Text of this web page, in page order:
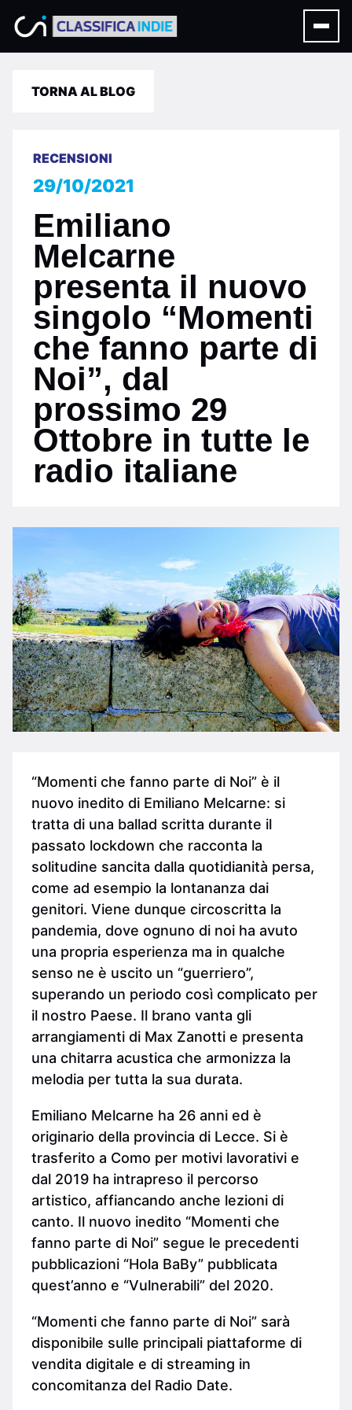
TORNA AL BLOG
RECENSIONI
29/10/2021
Emiliano
Melcarne
presenta il nuovo
singolo “Momenti
che fanno parte di
Noi”, dal
prossimo 29
Ottobre in tutte le
radio italiane
“Momenti che fanno parte di Noi” è il
nuovo inedito di Emiliano Melcarne: si
tratta di una ballad scritta durante il
passato lockdown che racconta la
solitudine sancita dalla quotidianità persa,
come ad esempio la lontananza dai
genitori. Viene dunque circoscritta la
pandemia, dove ognuno di noi ha avuto
una propria esperienza ma in qualche
senso ne è uscito un “guerriero”,
superando un periodo così complicato per
il nostro Paese. Il brano vanta gli
arrangiamenti di Max Zanotti e presenta
una chitarra acustica che armonizza la
melodia per tutta la sua durata.
Emiliano Melcarne ha 26 anni ed è
originario della provincia di Lecce. Si è
trasferito a Como per motivi lavorativi e
dal 2019 ha intrapreso il percorso
artistico, affiancando anche lezioni di
canto. Il nuovo inedito “Momenti che
fanno parte di Noi” segue le precedenti
pubblicazioni “Hola BaBy” pubblicata
quest’anno e “Vulnerabili” del 2020.
“Momenti che fanno parte di Noi” sarà
disponibile sulle principali piattaforme di
vendita digitale e di streaming in
concomitanza del Radio Date.